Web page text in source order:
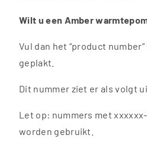
Toggle Dropdown
Wilt u een Amber
Vul dan het “product
geplakt.
Dit nummer ziet er als volgt
Let op: nummers met
worden gebruikt.